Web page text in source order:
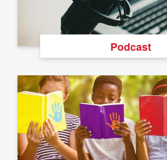
Podcast